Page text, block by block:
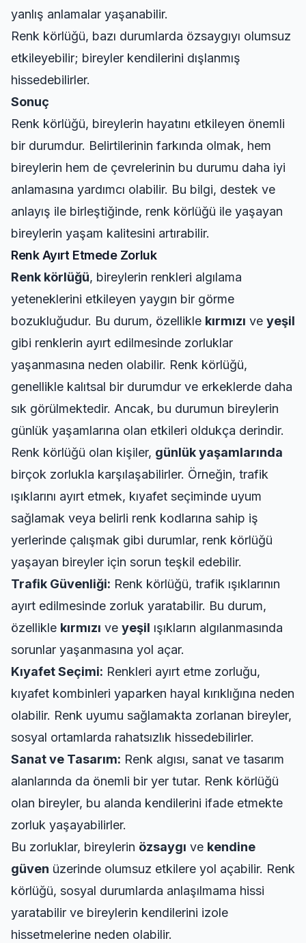
yanlış anlamalar yaşanabilir.
Renk körlüğü, bazı durumlarda özsaygıyı olumsuz
etkileyebilir; bireyler kendilerini dışlanmış
hissedebilirler.
Sonuç
Renk körlüğü, bireylerin hayatını etkileyen önemli
bir durumdur. Belirtilerinin farkında olmak, hem
bireylerin hem de çevrelerinin bu durumu daha iyi
anlamasına yardımcı olabilir. Bu bilgi, destek ve
anlayış ile birleştiğinde, renk körlüğü ile yaşayan
bireylerin yaşam kalitesini artırabilir.
Renk Ayırt Etmede Zorluk
Renk körlüğü, bireylerin renkleri algılama
yeteneklerini etkileyen yaygın bir görme
bozukluğudur. Bu durum, özellikle kırmızı ve yeşil
gibi renklerin ayırt edilmesinde zorluklar
yaşanmasına neden olabilir. Renk körlüğü,
genellikle kalıtsal bir durumdur ve erkeklerde daha
sık görülmektedir. Ancak, bu durumun bireylerin
günlük yaşamlarına olan etkileri oldukça derindir.
Renk körlüğü olan kişiler, günlük yaşamlarında
birçok zorlukla karşılaşabilirler. Örneğin, trafik
ışıklarını ayırt etmek, kıyafet seçiminde uyum
sağlamak veya belirli renk kodlarına sahip iş
yerlerinde çalışmak gibi durumlar, renk körlüğü
yaşayan bireyler için sorun teşkil edebilir.
Trafik Güvenliği: Renk körlüğü, trafik ışıklarının
ayırt edilmesinde zorluk yaratabilir. Bu durum,
özellikle kırmızı ve yeşil ışıkların algılanmasında
sorunlar yaşanmasına yol açar.
Kıyafet Seçimi: Renkleri ayırt etme zorluğu,
kıyafet kombinleri yaparken hayal kırıklığına neden
olabilir. Renk uyumu sağlamakta zorlanan bireyler,
sosyal ortamlarda rahatsızlık hissedebilirler.
Sanat ve Tasarım: Renk algısı, sanat ve tasarım
alanlarında da önemli bir yer tutar. Renk körlüğü
olan bireyler, bu alanda kendilerini ifade etmekte
zorluk yaşayabilirler.
Bu zorluklar, bireylerin özsaygı ve kendine
güven üzerinde olumsuz etkilere yol açabilir. Renk
körlüğü, sosyal durumlarda anlaşılmama hissi
yaratabilir ve bireylerin kendilerini izole
hissetmelerine neden olabilir.